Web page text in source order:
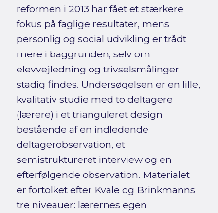
reformen i 2013 har fået et stærkere
fokus på faglige resultater, mens
personlig og social udvikling er trådt
mere i baggrunden, selv om
elevvejledning og trivselsmålinger
stadig findes. Undersøgelsen er en lille,
kvalitativ studie med to deltagere
(lærere) i et trianguleret design
bestående af en indledende
deltagerobservation, et
semistruktureret interview og en
efterfølgende observation. Materialet
er fortolket efter Kvale og Brinkmanns
tre niveauer: lærernes egen